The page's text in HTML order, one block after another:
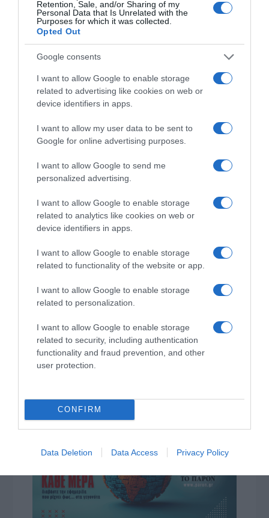
Retention, Sale, and/or Sharing of my
Personal Data that Is Unrelated with the
Purposes for which it was collected.
Opted Out
Google consents
I want to allow Google to enable storage
related to advertising like cookies on web or
device identifiers in apps.
I want to allow my user data to be sent to
Google for online advertising purposes.
I want to allow Google to send me
personalized advertising.
I want to allow Google to enable storage
related to analytics like cookies on web or
device identifiers in apps.
I want to allow Google to enable storage
related to functionality of the website or app.
I want to allow Google to enable storage
related to personalization.
I want to allow Google to enable storage
related to security, including authentication
functionality and fraud prevention, and other
user protection.
CONFIRM
Data Deletion Data Access Privacy Policy
ΔΙΑΒΆΣΤΕ ΣΤΟ «Π»